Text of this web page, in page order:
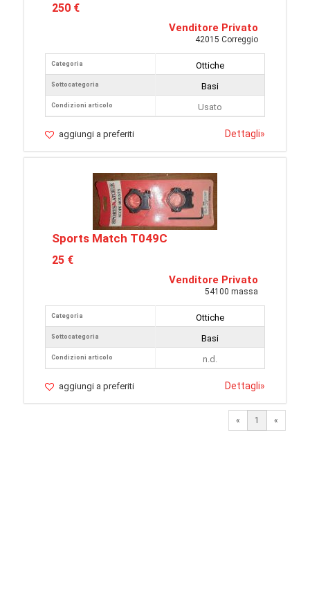
250 €
Venditore Privato
42015 Correggio
Categoria
Sottocategoria
Condizioni articolo
Ottiche
Basi
Usato
aggiungi a preferiti Dettagli»
Sports Match T049C
25 €
Venditore Privato
54100 massa
Categoria
Sottocategoria
Condizioni articolo
Ottiche
Basi
n.d.
aggiungi a preferiti Dettagli»
« 1 «